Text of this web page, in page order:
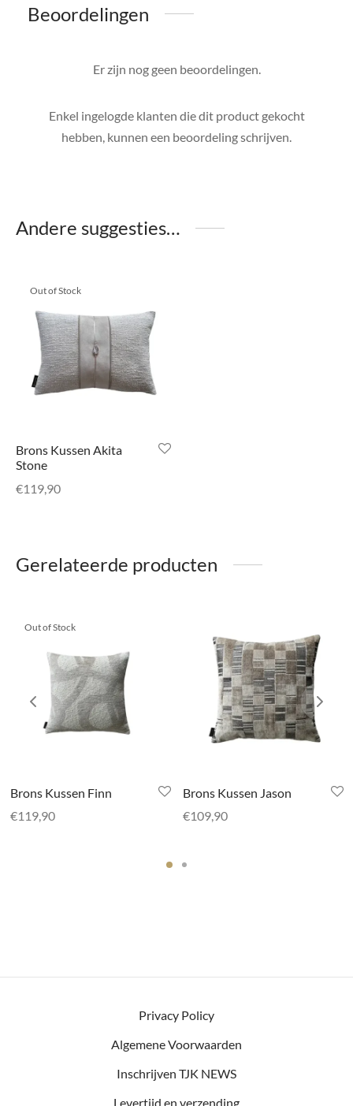
Beoordelingen
Er zijn nog geen beoordelingen.
Enkel ingelogde klanten die dit product gekocht
hebben, kunnen een beoordeling schrijven.
Andere suggesties…
Out of Stock
Brons Kussen Akita
Stone
€119,90
Gerelateerde producten
Out of Stock
Brons Kussen Finn
€119,90
Brons Kussen Jason
€109,90
Privacy Policy
Algemene Voorwaarden
Inschrijven TJK NEWS
Levertijd en verzending